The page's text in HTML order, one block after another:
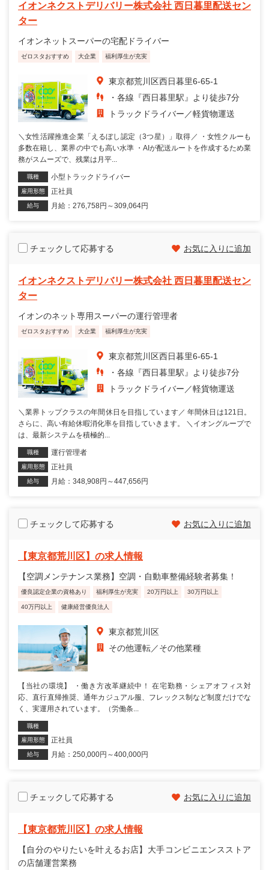
イオンネクストデリバリー株式会社 西日暮里配送セン
ター
イオンネットスーパーの宅配ドライバー
ゼロスタおすすめ 大企業 福利厚生が充実
東京都荒川区西日暮里6-65-1
・各線『西日暮里駅』より徒歩7分
トラックドライバー
軽貨物運送
＼女性活躍推進企業「えるぼし認定（3つ星）」取得／ ・女性クルーも
多数在籍し、業界の中でも高い水準 ・AIが配送ルートを作成するため業
務がスムーズで、残業は月平...
職種 小型トラックドライバー
雇用形態 正社員
給与 月給：276,758円～309,064円
チェックして応募する お気に入りに追加
イオンネクストデリバリー株式会社 西日暮里配送セン
ター
イオンのネット専用スーパーの運行管理者
ゼロスタおすすめ 大企業 福利厚生が充実
東京都荒川区西日暮里6-65-1
・各線『西日暮里駅』より徒歩7分
トラックドライバー
軽貨物運送
＼業界トップクラスの年間休日を目指しています／ 年間休日は121日。
さらに、高い有給休暇消化率を目指していきます。 ＼イオングループで
は、最新システムを積極的...
職種 運行管理者
雇用形態 正社員
給与 月給：348,908円～447,656円
チェックして応募する お気に入りに追加
【東京都荒川区】の求人情報
【空調メンテナンス業務】空調・自動車整備経験者募集！
優良認定企業の資格あり 福利厚生が充実 20万円以上 30万円以上
40万円以上 健康経営優良法人
東京都荒川区
その他運転
その他業種
【当社の環境】 ・働き方改革継続中！ 在宅勤務・シェアオフィス対
応、直行直帰推奨、通年カジュアル服、フレックス制など制度だけでな
く、実運用されています。（労働条...
職種
雇用形態 正社員
給与 月給：250,000円～400,000円
チェックして応募する お気に入りに追加
【東京都荒川区】の求人情報
【自分のやりたいを叶えるお店】大手コンビニエンスストア
の店舗運営業務